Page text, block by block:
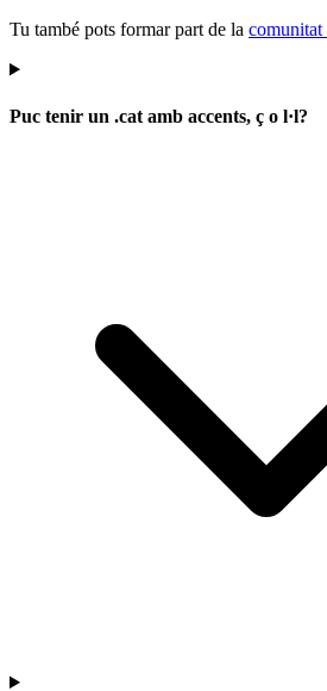
Tu també pots formar part de la comunitat
Puc tenir un .cat amb accents, ç o l·l?